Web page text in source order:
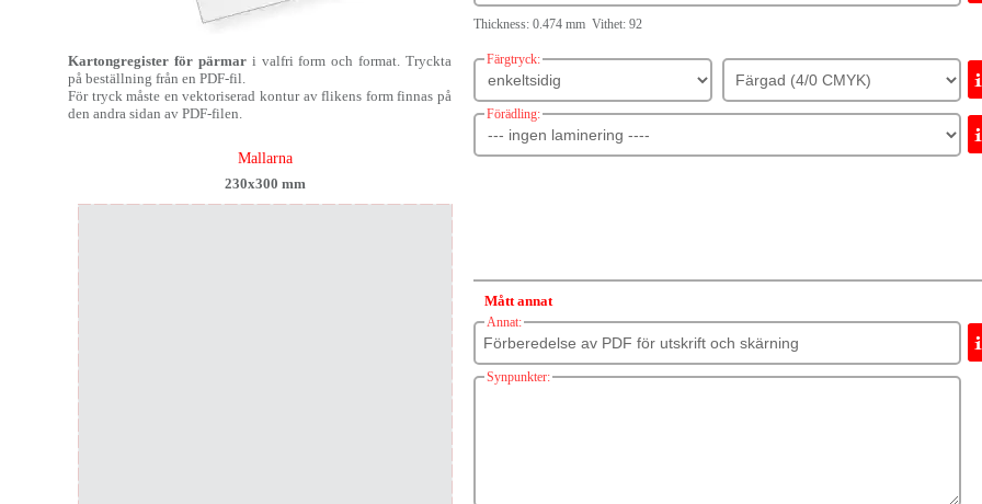
Kartongregister för pärmari valfri form och format. Tryckta
på beställning från en PDF-fil.
För tryck måste en vektoriserad kontur av flikens form finnas på
den andra sidan av PDF-filen.
Mallarna
230x300 mm
Thickness: 0.474 mm Vithet: 92
Färgtryck:
Förädling:
Mått annat
Annat:
Synpunkter: